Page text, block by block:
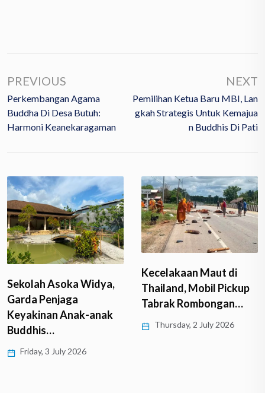
PREVIOUS
Perkembangan Agama
Buddha Di Desa Butuh:
Harmoni Keanekaragaman
NEXT
Pemilihan Ketua Baru MBI, Lan
Gkah Strategis Untuk Kemajua
N Buddhis Di Pati
Sekolah Asoka Widya,
Garda Penjaga
Keyakinan Anak-anak
Buddhis…
Friday, 3 July 2026
Kecelakaan Maut di
Thailand, Mobil Pickup
Tabrak Rombongan…
Thursday, 2 July 2026